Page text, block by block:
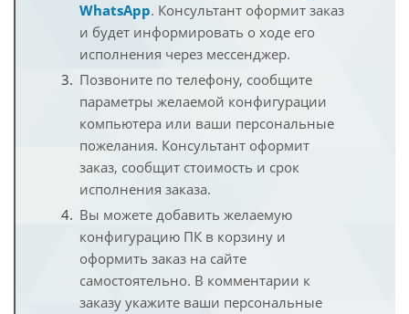
WhatsApp. Консультант оформит заказ
и будет информировать о ходе его
исполнения через мессенджер.
Позвоните по телефону, сообщите
параметры желаемой конфигурации
компьютера или ваши персональные
пожелания. Консультант оформит
заказ, сообщит стоимость и срок
исполнения заказа.
Вы можете добавить желаемую
конфигурацию ПК в корзину и
оформить заказ на сайте
самостоятельно. В комментарии к
заказу укажите ваши персональные